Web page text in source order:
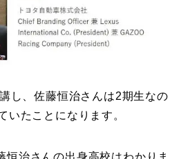
し、佐藤恒治さんは2期生なの
いたことになります。
恒治さんの出身高校はわかりま